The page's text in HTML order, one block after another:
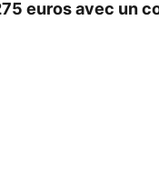
euros avec un